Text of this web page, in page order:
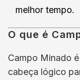
melhor tempo.
O que é
Campo Minado
cabeça lógico